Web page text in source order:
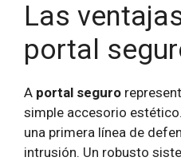
Las
portal
A portal seguro
simple accesorio
una primera línea de
intrusión. Un robusto